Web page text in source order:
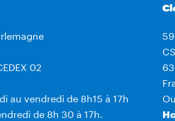
02
au vendredi de 8h15 à 17h
de 8h 30 à 17h.